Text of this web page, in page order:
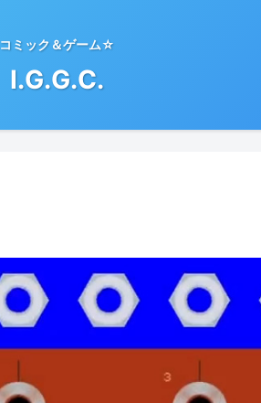
コミック＆ゲーム☆
I.G.G.C.